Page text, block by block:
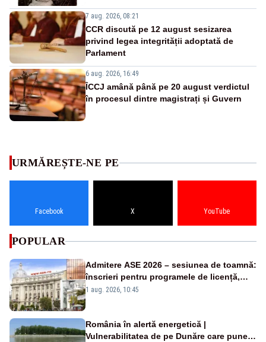
7 aug. 2026, 08:21
CCR discută pe 12 august sesizarea
privind legea integrității adoptată de
Parlament
6 aug. 2026, 16:49
ÎCCJ amână până pe 20 august verdictul
în procesul dintre magistrați și Guvern
URMĂREȘTE-NE PE
Facebook X YouTube
POPULAR
Admitere ASE 2026 – sesiunea de toamnă:
înscrieri pentru programele de licență,
masterat și doctorat
1 aug. 2026, 10:45
România în alertă energetică |
Vulnerabilitatea de pe Dunăre care pune